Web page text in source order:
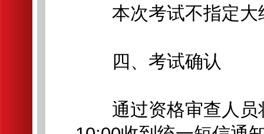
本次考试不指定大
四、考试确认
通过资格审查人员